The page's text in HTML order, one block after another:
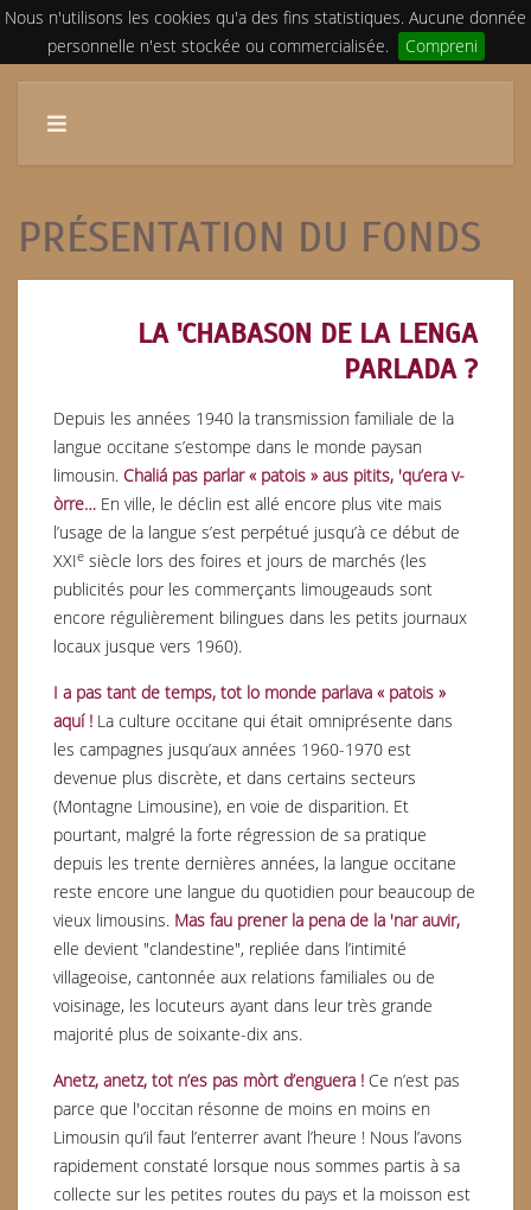
Nous n'utilisons les cookies qu'a des fins statistiques. Aucune donnée
personnelle n'est stockée ou commercialisée.
Compreni
PRÉSENTATION DU FONDS
LA 'CHABASON DE LA LENGA
PARLADA ?
Depuis les années 1940 la transmission familiale de la
langue occitane s’estompe dans le monde paysan
limousin. Chaliá pas parlar « patois » aus pitits, 'qu’era v-
òrre… En ville, le déclin est allé encore plus vite mais
l’usage de la langue s’est perpétué jusqu’à ce début de
XXIe siècle lors des foires et jours de marchés (les
publicités pour les commerçants limougeauds sont
encore régulièrement bilingues dans les petits journaux
locaux jusque vers 1960).
I a pas tant de temps, tot lo monde parlava « patois »
aquí ! La culture occitane qui était omniprésente dans
les campagnes jusqu’aux années 1960-1970 est
devenue plus discrète, et dans certains secteurs
(Montagne Limousine), en voie de disparition. Et
pourtant, malgré la forte régression de sa pratique
depuis les trente dernières années, la langue occitane
reste encore une langue du quotidien pour beaucoup de
vieux limousins. Mas fau prener la pena de la 'nar auvir,
elle devient "clandestine", repliée dans l’intimité
villageoise, cantonnée aux relations familiales ou de
voisinage, les locuteurs ayant dans leur très grande
majorité plus de soixante-dix ans.
Anetz, anetz, tot n’es pas mòrt d’enguera ! Ce n’est pas
parce que l'occitan résonne de moins en moins en
Limousin qu’il faut l’enterrer avant l’heure ! Nous l’avons
rapidement constaté lorsque nous sommes partis à sa
collecte sur les petites routes du pays et la moisson est